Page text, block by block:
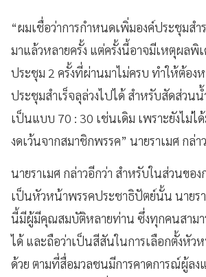
“ผมเชื่อว่าการกำหนดเพิ่มองค์ประชุมสำ
มาแล้วหลายครั้ง แต่ครั้งนี้อาจมีเหตุผลพิ
ประชุม 2 ครั้งที่ผ่านมาไม่ครบ ทำให้ต้อง
ประชุมสำเร็จลุล่วงไปได้ สำหรับสัดส่วน
เป็นแบบ 70 : 30 เช่นเดิม เพราะยังไม่ไ
งดเว้นจากสมาชิกพรรค” นายราเมศ กล่าว
นายราเมศ กล่าวอีกว่า สำหรับในส่วนของ
เป็นหัวหน้าพรรคประชาธิปัตย์นั้น นายร
นี้มีผู้มีคุณสมบัติหลายท่าน ซึ่งทุกคนสามา
ได้ และถือว่าเป็นสีสันในการเลือกตั้งหัว
ด้วย ตามที่สื่อมวลชนมีการคาดการณ์ผู้ล